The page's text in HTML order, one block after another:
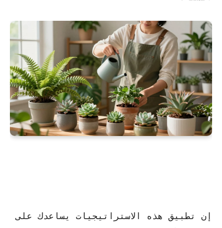
إن تطبيق هذه الاستراتيجيات يساعدك على